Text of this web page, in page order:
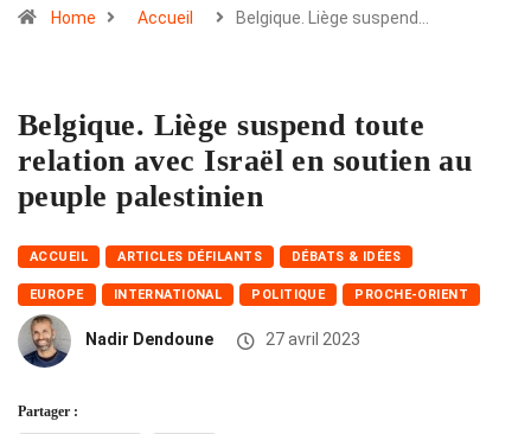
Home Accueil Belgique. Liège suspend…
Belgique. Liège suspend toute
relation avec Israël en soutien au
peuple palestinien
ACCUEIL ARTICLES DÉFILANTS DÉBATS & IDÉES
EUROPE INTERNATIONAL POLITIQUE PROCHE-ORIENT
Nadir Dendoune 27 avril 2023
Partager :